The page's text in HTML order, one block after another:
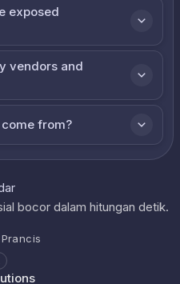
exposed
vendors and
from?
bocor dalam hitungan detik.